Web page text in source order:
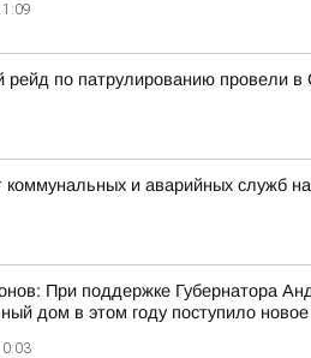
рейд по патрулированию провели в
коммунальных и аварийных служб на
При поддержке Губернатора
дом в этом году поступило